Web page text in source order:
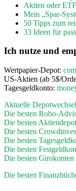
Aktien oder
Mein „Spar-
50 Tipps zum
33 Ideen für
Ich nutze und
Wertpapier-Depot:
US-Aktien (ab 5$/
Tagesgeldkonto:
Aktuelle
Die besten Robo-
Die besten
Die besten
Die besten
Die besten
Die besten Girokonten
Die besten